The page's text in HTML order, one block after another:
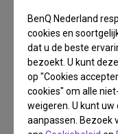
BenQ Nederland
cookies en
dat u de beste
bezoekt. U kunt
op "Cookies
cookies" om alle
weigeren. U kunt
aanpassen. Bezoek